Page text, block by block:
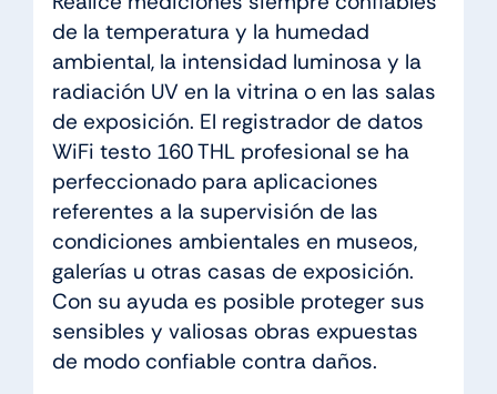
de la temperatura y la humedad
ambiental, la intensidad luminosa y la
radiación UV en la vitrina o en las salas
de exposición. El registrador de datos
WiFi testo 160 THL profesional se ha
perfeccionado para aplicaciones
referentes a la supervisión de las
condiciones ambientales en museos,
galerías u otras casas de exposición.
Con su ayuda es posible proteger sus
sensibles y valiosas obras expuestas
de modo confiable contra daños.